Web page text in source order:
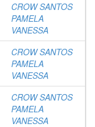
CROW SANTOS
PAMELA
VANESSA
CROW SANTOS
PAMELA
VANESSA
CROW SANTOS
PAMELA
VANESSA